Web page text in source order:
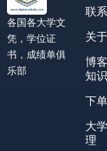
各国各大学文
凭，学位证
书，成绩单俱
乐部
联
关
博
知识
下
大
理